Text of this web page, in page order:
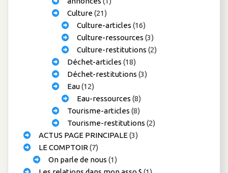
Culture(21)
Culture-articles (16)
Culture-ressources (3)
Culture-restitutions (2)
Déchet-articles (18)
Déchet-restitutions (3)
Eau(12)
Eau-ressources (8)
Tourisme-articles (8)
Tourisme-restitutions (2)
ACTUS PAGE PRINCIPALE(3)
LE COMPTOIR (7)
On parle de nous (1)